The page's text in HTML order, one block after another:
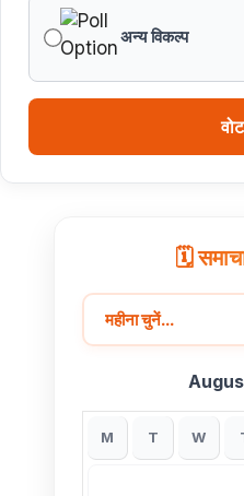
अन्य विकल्प
🗓️
M T W